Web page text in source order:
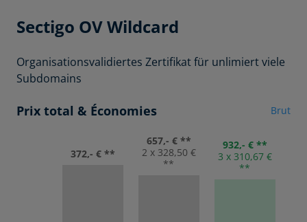
Sectigo OV Wildcard
Organisationsvalidiertes Zertifikat für unlimiert viele
Subdomains
Prix total & Économies Brut
372,- € **
657,- € **
2 x 328,50 €
**
932,- € **
3 x 310,67 €
**